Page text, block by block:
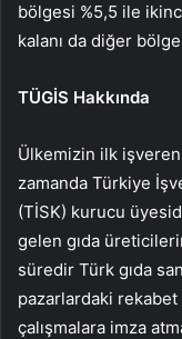
bölgesi %5,5 ile
kalanı da diğer
TÜGİS Hakkında
Ülkemizin ilk işveren
zamanda Türkiye
(TİSK) kurucu
gelen gıda
süredir Türk gıda
pazarlardaki rekabet
çalışmalara imza